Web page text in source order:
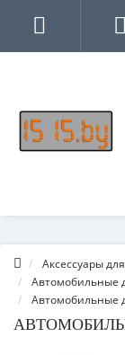
Аксессуары
Автомобильные
Автомобильные